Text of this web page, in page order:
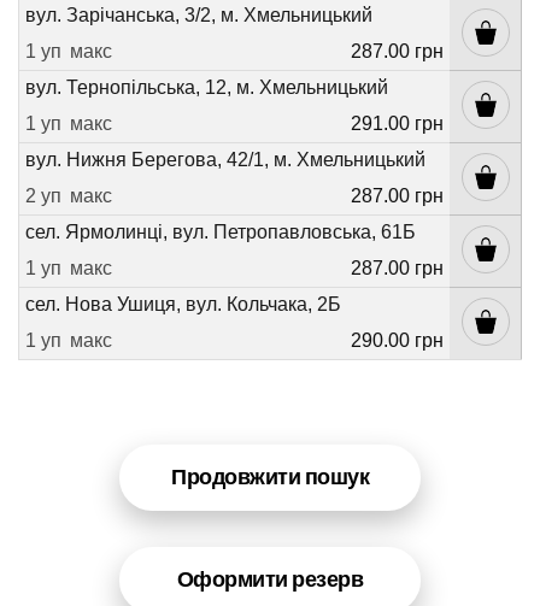
вул. Зарічанська, 3/2, м. Хмельницький
1 уп макс
287.00 грн
вул. Тернопільська, 12, м. Хмельницький
1 уп макс
291.00 грн
вул. Нижня Берегова, 42/1, м. Хмельницький
2 уп макс
287.00 грн
сел. Ярмолинці, вул. Петропавловська, 61Б
1 уп макс
287.00 грн
сел. Нова Ушиця, вул. Кольчака, 2Б
1 уп макс 290.00 грн
Продовжити пошук
Оформити резерв